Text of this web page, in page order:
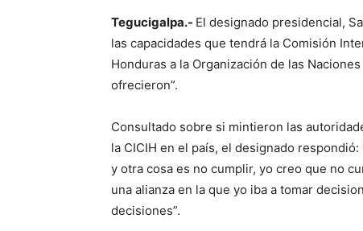
Tegucigalpa.- El designado presidencial,
las capacidades que tendrá la Comisión
Honduras a la Organización de las
ofrecieron”.
Consultado sobre si mintieron las
la CICIH en el país, el designado
y otra cosa es no cumplir, yo creo que no
una alianza en la que yo iba a tomar
decisiones”.